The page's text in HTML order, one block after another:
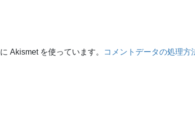
Akismet を使っています。
コメントデータの処理方